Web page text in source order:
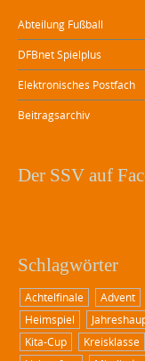
Abteilung Fußball
DFBnet Spielplus
Elektronisches Postfach
Beitragsarchiv
Der SSV auf
Schlagwörter
Achtelfinale Advent
Heimspiel
Kita-Cup
Kreisklasse